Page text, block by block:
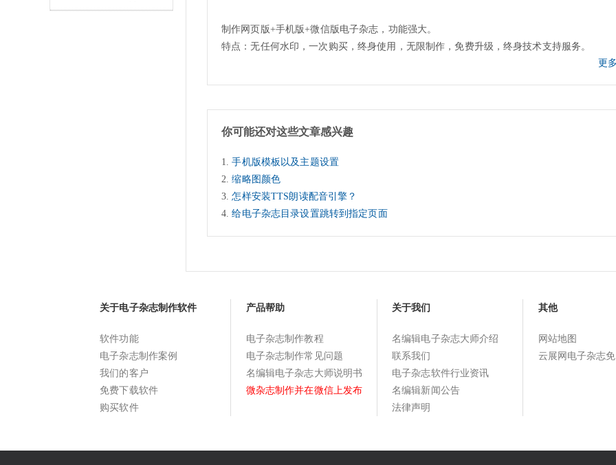
制作网页版+手机版+微信版电子杂志，功能强大。
特点：无任何水印，一次购买，终身使用，无限制作，免费升级，终身技术支持服务。
更
你可能还对这些文章感兴趣
手机版模板以及主题设置
缩略图颜色
怎样安装TTS朗读配音引擎？
给电子杂志目录设置跳转到指定页面
关于电子杂志制作软件
软件功能
电子杂志制作案例
我们的客户
免费下载软件
购买软件
产品帮助
电子杂志制作教程
电子杂志制作常见问题
名编辑电子杂志大师说明书
微杂志制作并在微信上发布
关于我们
名编辑电子杂志大师介绍
联系我们
电子杂志软件行业资讯
名编辑新闻公告
法律声明
其他
网站地图
云展网电子杂志